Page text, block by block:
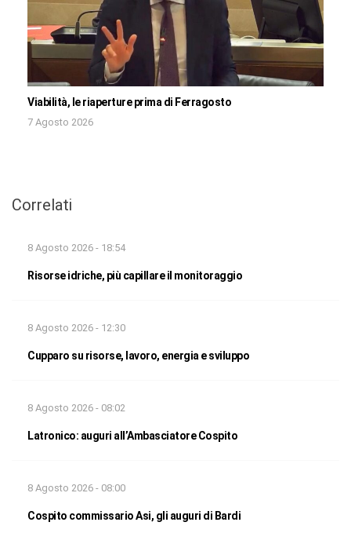
Viabilità, le riaperture prima di Ferragosto
7 Agosto 2026
Correlati
8 Agosto 2026 - 18:54
Risorse idriche, più capillare il monitoraggio
8 Agosto 2026 - 12:30
Cupparo su risorse, lavoro, energia e sviluppo
8 Agosto 2026 - 08:02
Latronico: auguri all’Ambasciatore Cospito
8 Agosto 2026 - 08:00
Cospito commissario Asi, gli auguri di Bardi